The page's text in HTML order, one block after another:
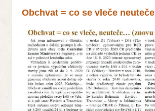
Obchvat = co se vleče neuteče